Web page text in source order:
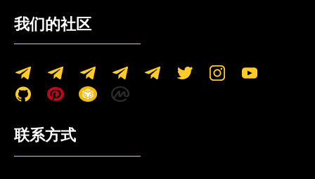
我们的社区
联系方式